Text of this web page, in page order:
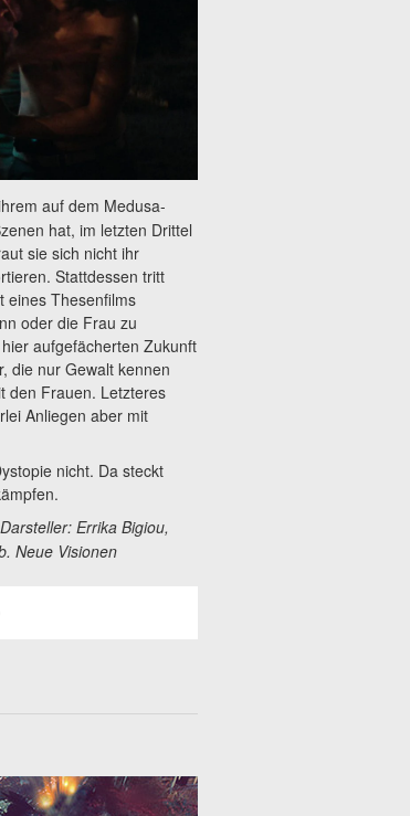
auf dem Medusa-
hat, im letzten Drittel
sie sich nicht ihr
Stattdessen tritt
eines Thesenfilms
oder die Frau zu
aufgefächerten Zukunft
die nur Gewalt kennen
den Frauen. Letzteres
Anliegen aber mit
nicht. Da steckt
Errika Bigiou,
Neue Visionen